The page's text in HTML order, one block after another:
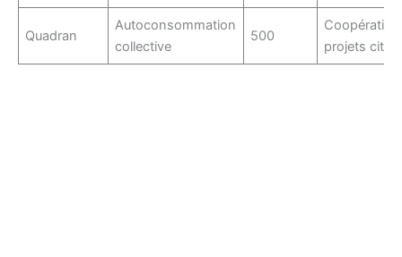
Quadran
Autoconsommation
collective
500
projets